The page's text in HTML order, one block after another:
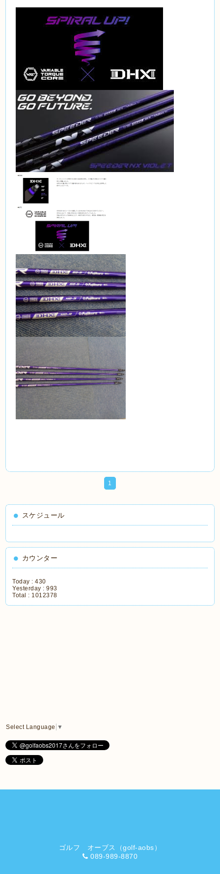
1
スケジュール
カウンター
Today :430
Yesterday :993
Total : 1012378
Select Language ▼
ゴルフ オーブス（golf-aobs）
089-989-8870